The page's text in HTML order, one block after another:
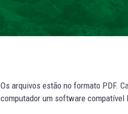
Os arquivos estão no formato PDF.
computador um software compatível